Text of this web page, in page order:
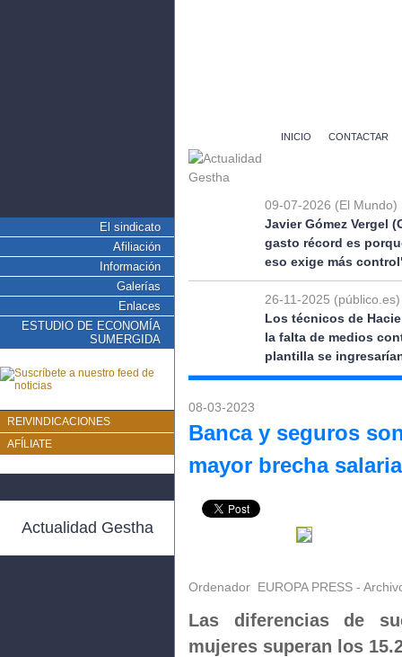
El sindicato
Afiliación
Información
Galerías
Enlaces
ESTUDIO DE ECONOMÍA
SUMERGIDA
REIVINDICACIONES
AFÍLIATE
Actualidad Gestha
INICIO CONTACTAR
09-07-2026 (El Mundo)
Javier Gómez Vergel
gasto récord es
eso exige más
26-11-2025 (público.es)
Los técnicos de
la falta de medios
plantilla se
08-03-2023
Banca y seguros
mayor brecha
Ordenador EUROPA PRESS -
Las diferencias de
mujeres superan los